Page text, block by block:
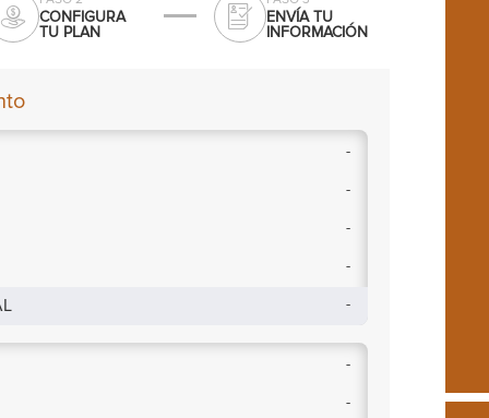
CONFIGURA
TU PLAN
ENVÍA TU
INFORMACIÓN
-
-
-
-
-
-
-